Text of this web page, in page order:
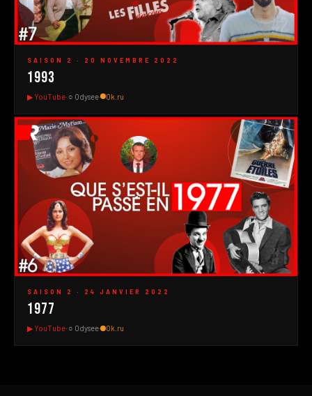
▶
#2
SAISON 2 · 20 NOVEMBRE 2022
1993
▶ YouTube· ○ Odysee· Ok.ru
▶
#1
SAISON 2 · 24 JANVIER 2022
1977
▶ YouTube· ○ Odysee· Ok.ru